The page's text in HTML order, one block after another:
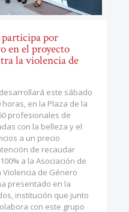
por
en el proyecto
la violencia de
este sábado
horas, en la Plaza de la
profesionales de
con la belleza y el
a un precio
de recaudar
a la Asociación de
de Género
presentado en la
institución que junto
con este grupo